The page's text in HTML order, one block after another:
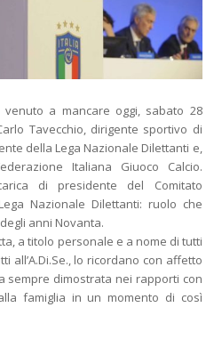
a mancare oggi, sabato 28
Tavecchio, dirigente sportivo di
della Lega Nazionale Dilettanti e,
Italiana Giuoco Calcio.
di presidente del Comitato
Nazionale Dilettanti: ruolo che
anni Novanta.
a titolo personale e a nome di tutti
all’A.Di.Se., lo ricordano con affetto
sempre dimostrata nei rapporti con
famiglia in un momento di così